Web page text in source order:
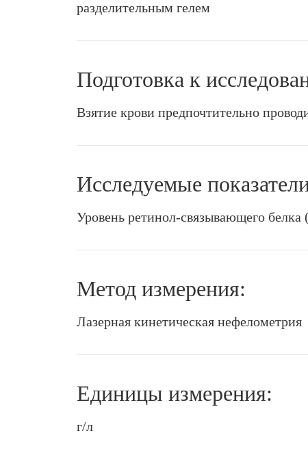
разделительным гелем
Подготовка к
Взятие крови предпочтительно
Исследуемые
Уровень ретинол-связывающего белка
Метод измерения:
Лазерная кинетическая нефелометрия
Единицы измерения:
г/л